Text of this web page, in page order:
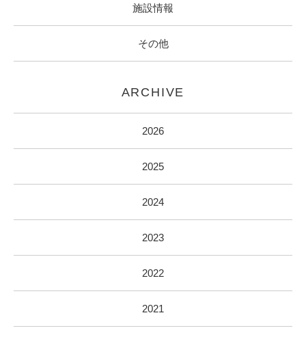
施設情報
その他
ARCHIVE
2026
2025
2024
2023
2022
2021